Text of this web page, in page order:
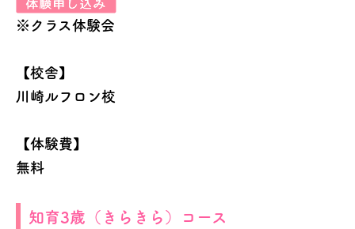
※クラス体験会
【校舎】
川崎ルフロン校
【体験費】
無料
知育3歳（きらきら）コース